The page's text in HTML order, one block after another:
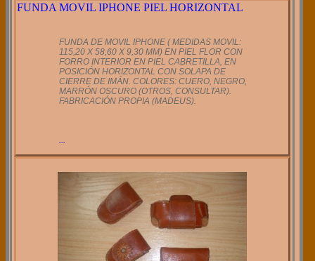
FUNDA MOVIL IPHONE PIEL HORIZONTAL
FUNDA DE MOVIL IPHONE ( MEDIDAS MOVIL:
115,20 X 58,60 X 9,30 MM) EN PIEL FLOR CON
FORRO INTERIOR EN PIEL CABRETILLA, EN
POSICIÓN HORIZONTAL CON SOLAPA DE
CIERRE DE IMÁN. COLORES: CUERO, NEGRO,
MARRÓN OSCURO (OTROS, CONSULTAR).
FABRICACIÓN PROPIA (MADEUS).
...